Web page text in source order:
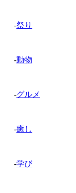
-祭り
-動物
-グルメ
-癒し
-学び